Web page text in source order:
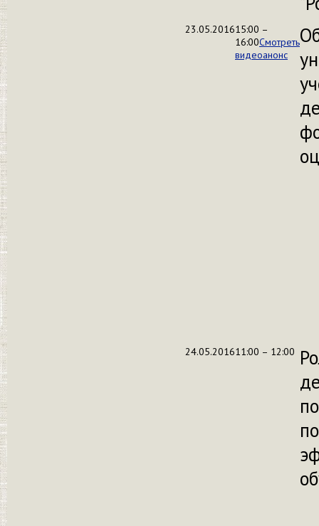
23.05.201615:00 –
16:00Смотреть
видеоанонс
24.05.201611:00 – 12:00